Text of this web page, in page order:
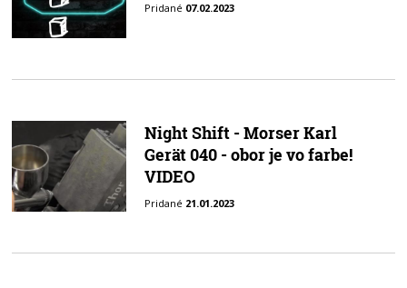
Pridané 07.02.2023
Night Shift - Morser Karl
Gerät 040 - obor je vo farbe!
VIDEO
Pridané 21.01.2023